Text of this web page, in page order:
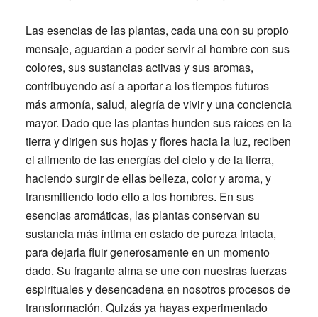
Las esencias de las plantas, cada una con su propio
mensaje, aguardan a poder servir al hombre con sus
colores, sus sustancias activas y sus aromas,
contribuyendo así a aportar a los tiempos futuros
más armonía, salud, alegría de vivir y una conciencia
mayor. Dado que las plantas hunden sus raíces en la
tierra y dirigen sus hojas y flores hacia la luz, reciben
el alimento de las energías del cielo y de la tierra,
haciendo surgir de ellas belleza, color y aroma, y
transmitiendo todo ello a los hombres. En sus
esencias aromáticas, las plantas conservan su
sustancia más íntima en estado de pureza intacta,
para dejarla fluir generosamente en un momento
dado. Su fragante alma se une con nuestras fuerzas
espirituales y desencadena en nosotros procesos de
transformación. Quizás ya hayas experimentado